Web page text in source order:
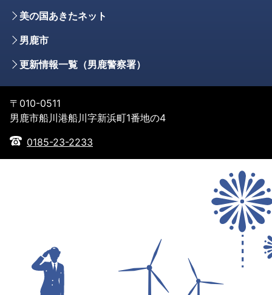
美の国あきたネット
男鹿市
更新情報一覧（男鹿警察署）
〒010-0511
男鹿市船川港船川字新浜町1番地の4
0185-23-2233